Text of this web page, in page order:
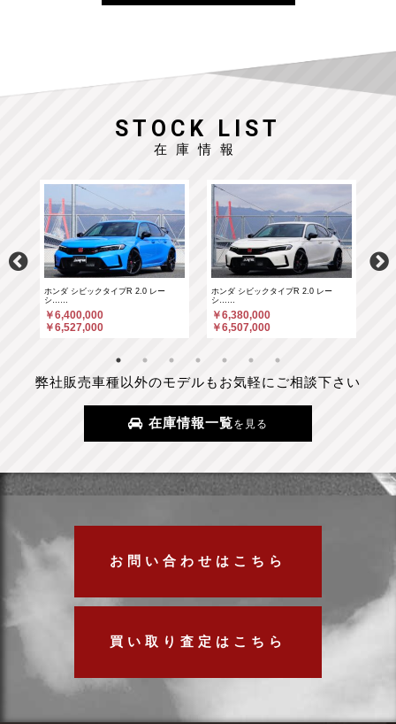
STOCK LIST
在庫情報
ホンダ シビックタイプR 2.0 レー
シ……
￥6,400,000
￥6,527,000
ホンダ シビックタイプR 2.0 レー
シ……
￥6,380,000
￥6,507,000
弊社販売車種以外のモデルもお気軽にご相談下さい
在庫情報一覧を見る
お問い合わせはこちら
買い取り査定はこちら